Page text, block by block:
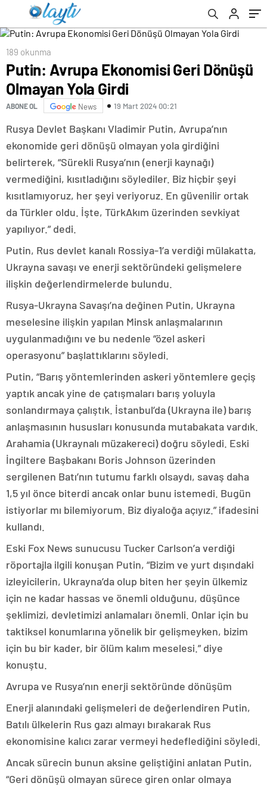
189 okunma
Putin: Avrupa Ekonomisi Geri Dönüşü
Olmayan Yola Girdi
ABONE OL News 19 Mart 2024 00:21
Rusya Devlet Başkanı Vladimir Putin, Avrupa’nın
ekonomide geri dönüşü olmayan yola girdiğini
belirterek, “Sürekli Rusya’nın (enerji kaynağı)
vermediğini, kısıtladığını söylediler. Biz hiçbir şeyi
kısıtlamıyoruz, her şeyi veriyoruz. En güvenilir ortak
da Türkler oldu. İşte, TürkAkım üzerinden sevkiyat
yapılıyor.” dedi.
Putin, Rus devlet kanalı Rossiya-1’a verdiği mülakatta,
Ukrayna savaşı ve enerji sektöründeki gelişmelere
ilişkin değerlendirmelerde bulundu.
Rusya-Ukrayna Savaşı’na değinen Putin, Ukrayna
meselesine ilişkin yapılan Minsk anlaşmalarının
uygulanmadığını ve bu nedenle “özel askeri
operasyonu” başlattıklarını söyledi.
Putin, “Barış yöntemlerinden askeri yöntemlere geçiş
yaptık ancak yine de çatışmaları barış yoluyla
sonlandırmaya çalıştık. İstanbul’da (Ukrayna ile) barış
anlaşmasının hususları konusunda mutabakata vardık.
Arahamia (Ukraynalı müzakereci) doğru söyledi. Eski
İngiltere Başbakanı Boris Johnson üzerinden
sergilenen Batı’nın tutumu farklı olsaydı, savaş daha
1,5 yıl önce biterdi ancak onlar bunu istemedi. Bugün
istiyorlar mı bilemiyorum. Biz diyaloğa açıyız.” ifadesini
kullandı.
Eski Fox News sunucusu Tucker Carlson’a verdiği
röportajla ilgili konuşan Putin, “Bizim ve yurt dışındaki
izleyicilerin, Ukrayna’da olup biten her şeyin ülkemiz
için ne kadar hassas ve önemli olduğunu, düşünce
şeklimizi, devletimizi anlamaları önemli. Onlar için bu
taktiksel konumlarına yönelik bir gelişmeyken, bizim
için bu bir kader, bir ölüm kalım meselesi.” diye
konuştu.
Avrupa ve Rusya’nın enerji sektöründe dönüşüm
Enerji alanındaki gelişmeleri de değerlendiren Putin,
Batılı ülkelerin Rus gazı almayı bırakarak Rus
ekonomisine kalıcı zarar vermeyi hedeflediğini söyledi.
Ancak sürecin bunun aksine geliştiğini anlatan Putin,
“Geri dönüşü olmayan sürece giren onlar olmaya